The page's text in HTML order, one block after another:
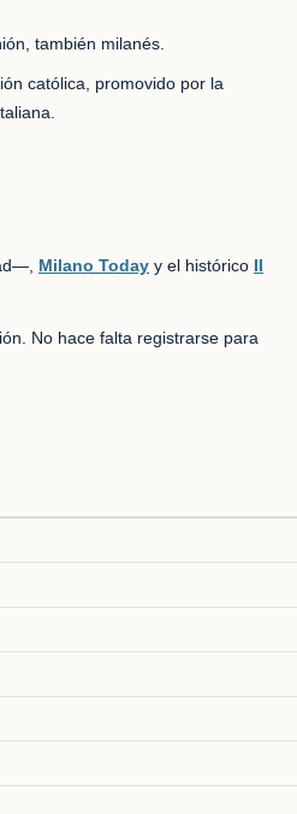
también milanés.
católica, promovido por la
Milano Today y el histórico Il
No hace falta registrarse para